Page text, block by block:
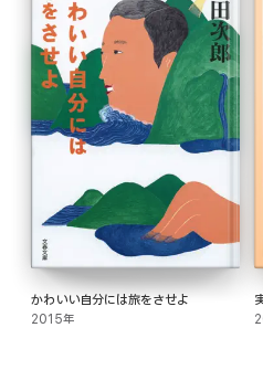
かわいい自分には旅をさせよ
2015年